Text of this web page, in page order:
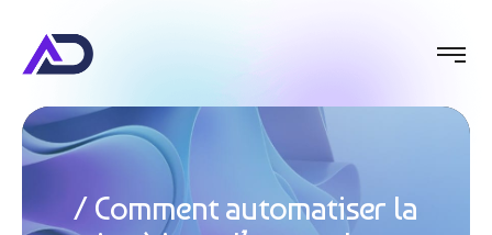
Comment automatiser la